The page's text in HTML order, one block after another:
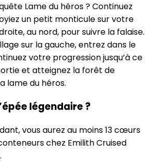
Lame du héros ? Continuez
un petit monticule sur votre
au nord, pour suivre la falaise.
sur la gauche, entrez dans le
votre progression jusqu’à ce
et atteignez la forêt de
lame du héros.
légendaire ?
vous aurez au moins 13 cœurs
chez Emilith Cruised